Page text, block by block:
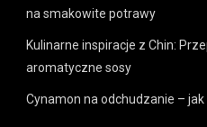
na smakowite potrawy
Kulinarne inspiracje z Chin:
aromatyczne sosy
Cynamon na odchudzanie –